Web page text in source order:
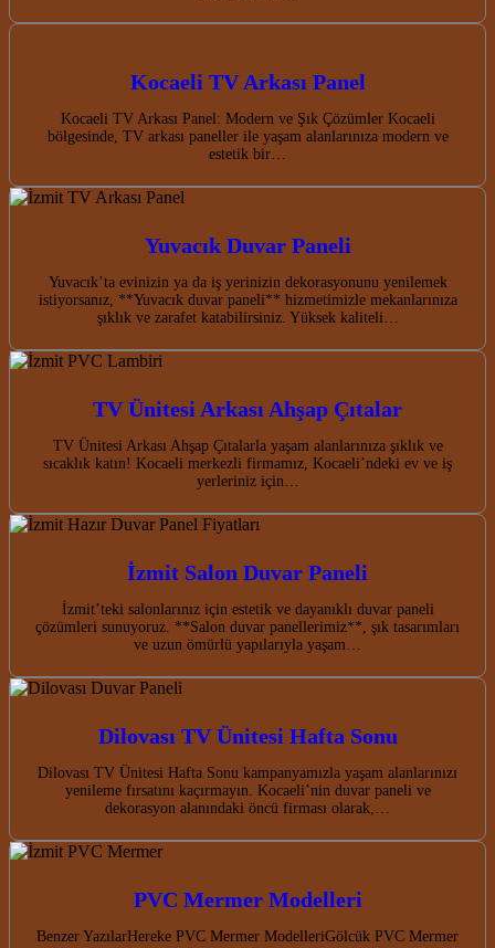
Kocaeli TV Arkası Panel
Kocaeli TV Arkası Panel: Modern ve Şık Çözümler Kocaeli
bölgesinde, TV arkası paneller ile yaşam alanlarınıza modern ve
estetik bir…
Yuvacık Duvar Paneli
Yuvacık’ta evinizin ya da iş yerinizin dekorasyonunu yenilemek
istiyorsanız, **Yuvacık duvar paneli** hizmetimizle mekanlarınıza
şıklık ve zarafet katabilirsiniz. Yüksek kaliteli…
TV Ünitesi Arkası Ahşap Çıtalar
TV Ünitesi Arkası Ahşap Çıtalarla yaşam alanlarınıza şıklık ve
sıcaklık katın! Kocaeli merkezli firmamız, Kocaeli’ndeki ev ve iş
yerleriniz için…
İzmit Salon Duvar Paneli
İzmit’teki salonlarınız için estetik ve dayanıklı duvar paneli
çözümleri sunuyoruz. **Salon duvar panellerimiz**, şık tasarımları
ve uzun ömürlü yapılarıyla yaşam…
Dilovası TV Ünitesi Hafta Sonu
Dilovası TV Ünitesi Hafta Sonu kampanyamızla yaşam alanlarınızı
yenileme fırsatını kaçırmayın. Kocaeli’nin duvar paneli ve
dekorasyon alanındaki öncü firması olarak,…
PVC Mermer Modelleri
Benzer YazılarHereke PVC Mermer ModelleriGölcük PVC Mermer